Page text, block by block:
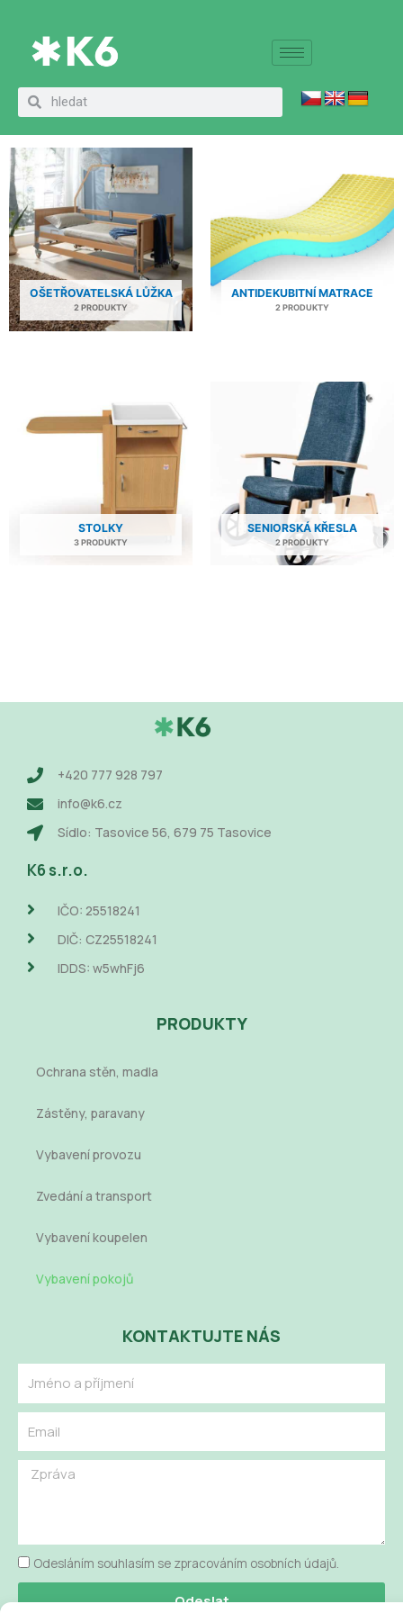
obsah
SearchSearch
Vybavení pokojů
OŠETŘOVATELSKÁ LŮŽKA
2 PRODUKTY
ANTIDEKUBITNÍ MATRACE
2 PRODUKTY
STOLKY
3 PRODUKTY
SENIORSKÁ KŘESLA
2 PRODUKTY
+420 777 928 797
info@k6.cz
Sídlo: Tasovice 56, 679 75 Tasovice
K6 s.r.o.
IČO: 25518241
DIČ: CZ25518241
IDDS: w5whFj6
PRODUKTY
Ochrana stěn, madla
Zástěny, paravany
Vybavení provozu
Zvedání a transport
Vybavení koupelen
Vybavení pokojů
KONTAKTUJTE NÁS
Message
Odesláním souhlasím se zpracováním osobních údajů.
Odeslat